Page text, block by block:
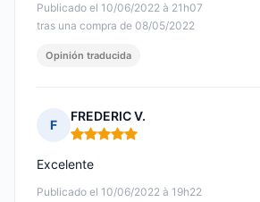
Publicado el 10/06/2022 à 21h07
tras una compra de 08/05/2022
Opinión traducida
F
FREDERIC V.
Nota: 5 de 5
Publicado el 10/06/2022 à 19h22
Excelente